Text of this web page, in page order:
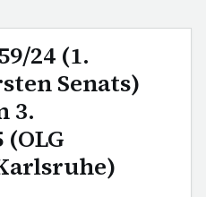
24 (1.
Senats)
3.